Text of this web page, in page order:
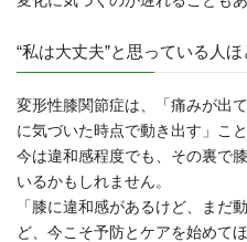
“私は大丈夫”と思っている人
変形性膝関節症は、「痛みが出
に気づいた時点で動き出す」こ
今は違和感程度でも、その裏で
いるかもしれません。
「膝に違和感があるけど、まだ
ど、今こそ予防とケアを始めて